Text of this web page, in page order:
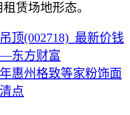
赁场地形态。
顶(002718)_最新价钱
—东方财富
惠州格致等家粉饰面
点